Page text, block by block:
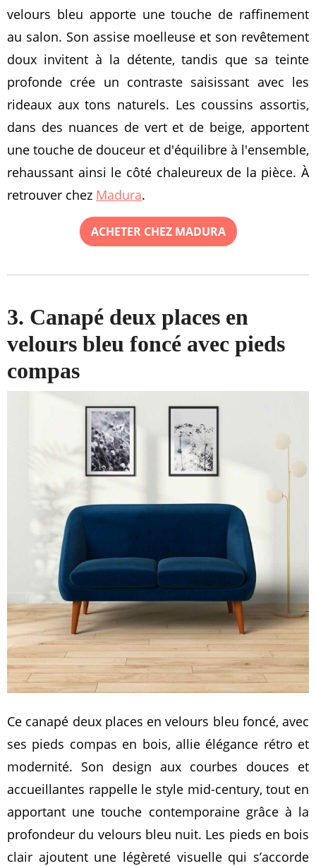
velours bleu apporte une touche de raffinement
au salon. Son assise moelleuse et son revêtement
doux invitent à la détente, tandis que sa teinte
profonde crée un contraste saisissant avec les
rideaux aux tons naturels. Les coussins assortis,
dans des nuances de vert et de beige, apportent
une touche de douceur et d'équilibre à l'ensemble,
rehaussant ainsi le côté chaleureux de la pièce. À
retrouver chez Madura.
ACHETER CHEZ MADURA
3. Canapé deux places en
velours bleu foncé avec pieds
compas
Ce canapé deux places en velours bleu foncé, avec
ses pieds compas en bois, allie élégance rétro et
modernité. Son design aux courbes douces et
accueillantes rappelle le style mid-century, tout en
apportant une touche contemporaine grâce à la
profondeur du velours bleu nuit. Les pieds en bois
clair ajoutent une légèreté visuelle qui s’accorde